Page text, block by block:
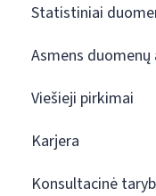
Statistiniai
Asmens duomenų
Viešieji pirkimai
Karjera
Konsultacinė